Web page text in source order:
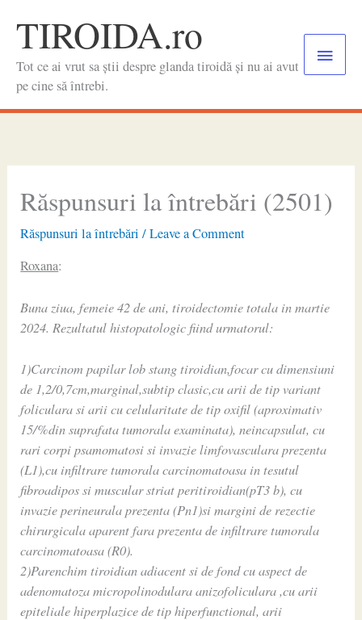
contentTIROIDA.ro
Tot ce ai vrut sa știi despre glanda tiroidă și nu ai avut
pe cine să întrebi.
Main
Răspunsuri la întrebări (2501)
Răspunsuri la întrebări /Leave a Comment
Roxana:
Buna ziua, femeie 42 de ani, tiroidectomie totala in martie
2024. Rezultatul histopatologic fiind urmatorul:
1)Carcinom papilar lob stang tiroidian,focar cu dimensiuni
de 1,2/0,7cm,marginal,subtip clasic,cu arii de tip variant
foliculara si arii cu celularitate de tip oxifil (aproximativ
15/%din suprafata tumorala examinata), neincapsulat, cu
rari corpi psamomatosi si invazie limfovasculara prezenta
(L1),cu infiltrare tumorala carcinomatoasa in tesutul
fibroadipos si muscular striat peritiroidian(pT3 b), cu
invazie perineurala prezenta (Pn1)si margini de rezectie
chirurgicala aparent fara prezenta de infiltrare tumorala
carcinomatoasa (R0).
2)Parenchim tiroidian adiacent si de fond cu aspect de
adenomatoza micropolinodulara anizofoliculara ,cu arii
epiteliale hiperplazice de tip hiperfunctional, arii